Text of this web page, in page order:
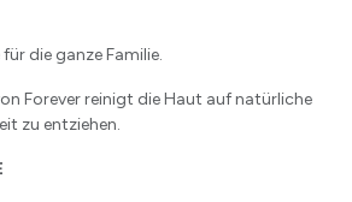
die ganze Familie.
Forever reinigt die Haut auf natürliche
zu entziehen.